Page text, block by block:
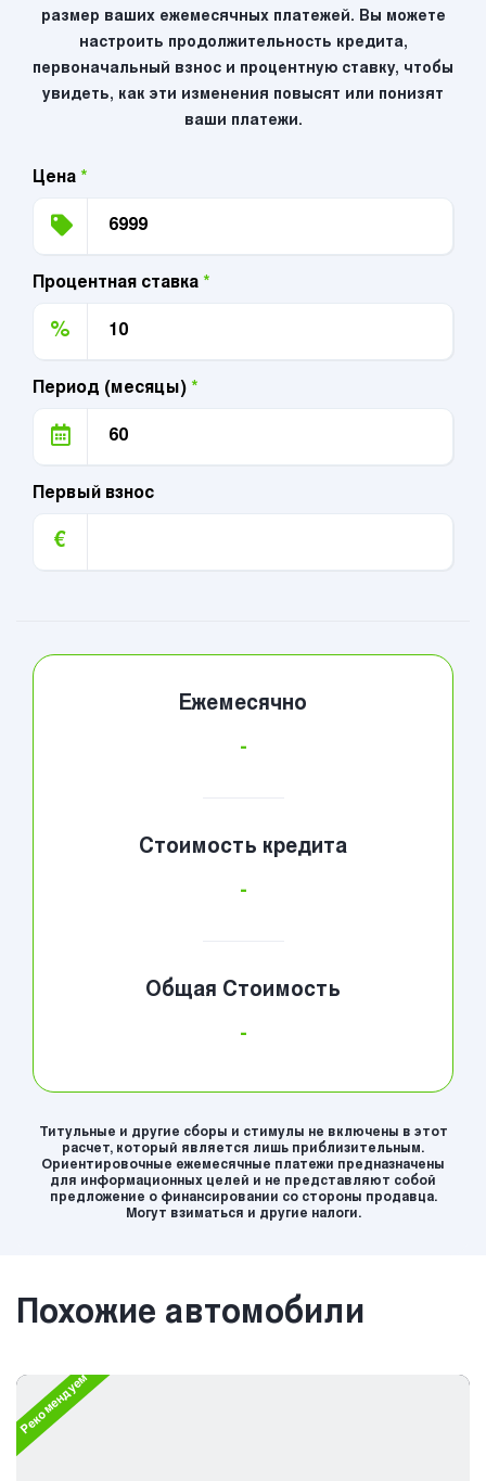
размер ваших ежемесячных платежей. Вы можете
настроить продолжительность кредита,
первоначальный взнос и процентную ставку, чтобы
увидеть, как эти изменения повысят или понизят
ваши платежи.
Цена *
Процентная ставка *
%
Период (месяцы) *
Первый взнос
€
Ежемесячно
-
Стоимость кредита
-
Общая Стоимость
-
Титульные и другие сборы и стимулы не включены в этот
расчет, который является лишь приблизительным.
Ориентировочные ежемесячные платежи предназначены
для информационных целей и не представляют собой
предложение о финансировании со стороны продавца.
Могут взиматься и другие налоги.
Похожие автомобили
Рекомендуем